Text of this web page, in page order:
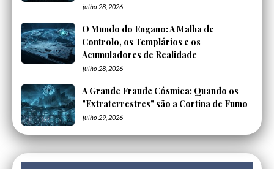
julho 28, 2026
O Mundo do Engano: A Malha de
Controlo, os Templários e os
Acumuladores de Realidade
julho 28, 2026
A Grande Fraude Cósmica: Quando os
"Extraterrestres" são a Cortina de Fumo
julho 29, 2026